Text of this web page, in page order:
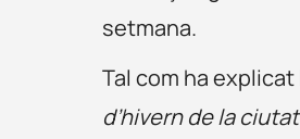
setmana.
Tal com ha explicat
d’hivern de la